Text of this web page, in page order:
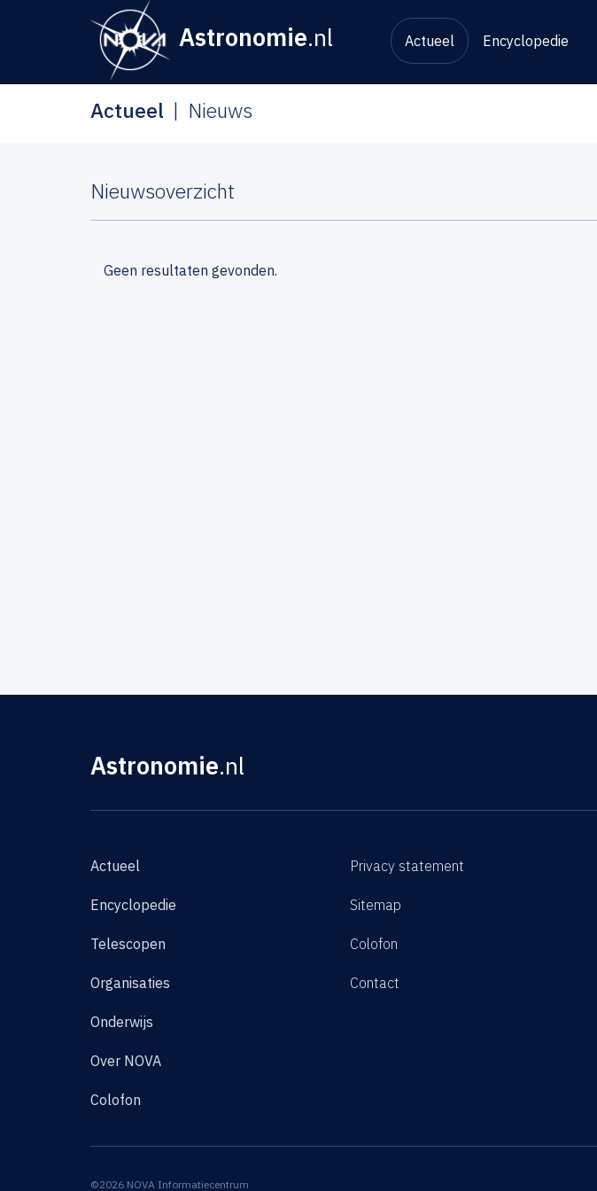
Astronomie.nl Actueel Encyclopedie
Actueel Nieuws
Nieuwsoverzicht
Geen resultaten gevonden.
Astronomie.nl
Actueel
Encyclopedie
Telescopen
Organisaties
Onderwijs
Over NOVA
Colofon
Privacy statement
Sitemap
Colofon
Contact
©2026 NOVA Informatiecentrum